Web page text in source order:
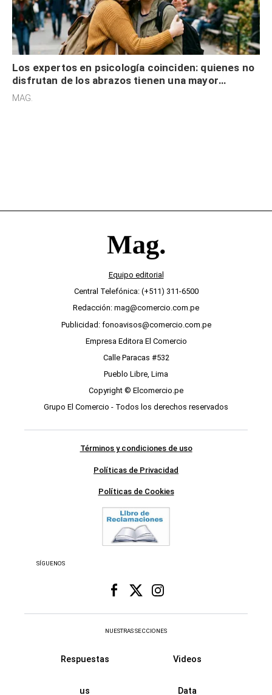
Los expertos en psicología coinciden: quienes no
disfrutan de los abrazos tienen una mayor
sensibilidad a los estímulos físicos y no es por
MAG.
Equipo editorial
Central Telefónica: (+511) 311-6500
Redacción: mag@comercio.com.pe
Publicidad: fonoavisos@comercio.com.pe
Empresa Editora El Comercio
Calle Paracas #532
Pueblo Libre, Lima
Copyright © Elcomercio.pe
Grupo El Comercio - Todos los derechos reservados
Términos y condiciones de uso
Políticas de Privacidad
Políticas de Cookies
SÍGUENOS
NUESTRAS SECCIONES
Respuestas Videos
us Data